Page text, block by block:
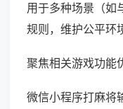
用于多种场景（如
规则，维护公平环
聚焦相关游戏功能
微信小程序打麻将